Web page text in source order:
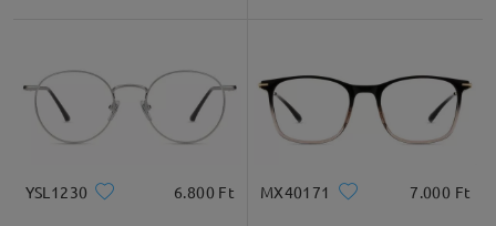
YSL1230 6.800 Ft MX40171 7.000 Ft